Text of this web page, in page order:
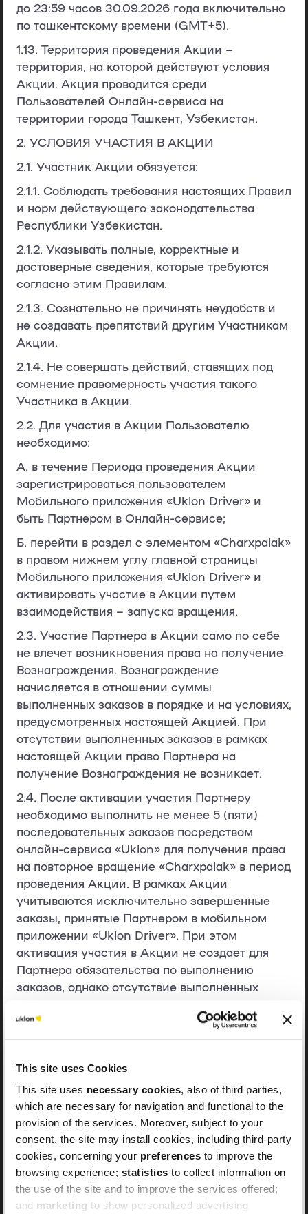
This site uses Cookies
This site uses necessary cookies, also of third parties,
which are necessary for navigation and functional to the
provision of the services. Moreover, subject to your
consent, the site may install cookies, including third-party
cookies, concerning your preferences to improve the
browsing experience; statistics to collect information on
the use of the site and to improve the services offered;
and marketing to show personalized advertising
до 23:59 часов 30.09.2026 года включительно
по ташкентскому времени (GMT+5).
1.13. Территория проведения Акции –
территория, на которой действуют условия
Акции. Акция проводится среди
Пользователей Онлайн-сервиса на
территории города Ташкент, Узбекистан.
2. УСЛОВИЯ УЧАСТИЯ В АКЦИИ
2.1. Участник Акции обязуется:
2.1.1. Соблюдать требования настоящих Правил
и норм действующего законодательства
Республики Узбекистан.
2.1.2. Указывать полные, корректные и
достоверные сведения, которые требуются
согласно этим Правилам.
2.1.3. Сознательно не причинять неудобств и
не создавать препятствий другим Участникам
Акции.
2.1.4. Не совершать действий, ставящих под
сомнение правомерность участия такого
Участника в Акции.
2.2. Для участия в Акции Пользователю
необходимо:
А. в течение Периода проведения Акции
зарегистрироваться пользователем
Мобильного приложения «Uklon Driver» и
быть Партнером в Онлайн-сервисе;
Б. перейти в раздел с элементом «Charxpalak»
в правом нижнем углу главной страницы
Мобильного приложения «Uklon Driver» и
активировать участие в Акции путем
взаимодействия – запуска вращения.
2.3. Участие Партнера в Акции само по себе
не влечет возникновения права на получение
Вознаграждения. Вознаграждение
начисляется в отношении суммы
выполненных заказов в порядке и на условиях,
предусмотренных настоящей Акцией. При
отсутствии выполненных заказов в рамках
настоящей Акции право Партнера на
получение Вознаграждения не возникает.
2.4. После активации участия Партнеру
необходимо выполнить не менее 5 (пяти)
последовательных заказов посредством
онлайн-сервиса «Uklon» для получения права
на повторное вращение «Charxpalak» в период
проведения Акции. В рамках Акции
учитываются исключительно завершенные
заказы, принятые Партнером в мобильном
приложении «Uklon Driver». При этом
активация участия в Акции не создает для
Партнера обязательства по выполнению
заказов, однако отсутствие выполненных
Партнером Вознаграждения,
предусмотренных условиями настоящей
Акции, предусмотренного Правилами, лишает
соответствующего Участника возможности
получить Вознаграждение. Неукоснительное
соблюдение всех условий участия в Акции
является необходимым условием для
получения Участником Вознаграждения.
Участник имеет право отказаться от